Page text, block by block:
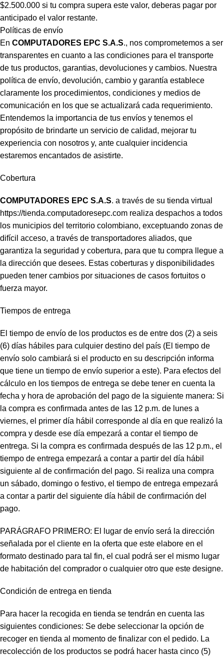
$2.500.000 si tu compra supera este valor, deberas pagar por
anticipado el valor restante.
Políticas de envío
En COMPUTADORES EPC S.A.S., nos comprometemos a ser
transparentes en cuanto a las condiciones para el transporte
de tus productos, garantias, devoluciones y cambios. Nuestra
política de envío, devolución, cambio y garantía establece
claramente los procedimientos, condiciones y medios de
comunicación en los que se actualizará cada requerimiento.
Entendemos la importancia de tus envíos y tenemos el
propósito de brindarte un servicio de calidad, mejorar tu
experiencia con nosotros y, ante cualquier incidencia
estaremos encantados de asistirte.
Cobertura
COMPUTADORES EPC S.A.S. a través de su tienda virtual
https://tienda.computadoresepc.com realiza despachos a todos
los municipios del territorio colombiano, exceptuando zonas de
difícil acceso, a través de transportadores aliados, que
garantiza la seguridad y cobertura, para que tu compra llegue a
la dirección que desees. Estas coberturas y disponibilidades
pueden tener cambios por situaciones de casos fortuitos o
fuerza mayor.
Tiempos de entrega
El tiempo de envío de los productos es de entre dos (2) a seis
(6) días hábiles para culquier destino del país (El tiempo de
envío solo cambiará si el producto en su descripción informa
que tiene un tiempo de envío superior a este). Para efectos del
cálculo en los tiempos de entrega se debe tener en cuenta la
fecha y hora de aprobación del pago de la siguiente manera: Si
la compra es confirmada antes de las 12 p.m. de lunes a
viernes, el primer día hábil corresponde al día en que realizó la
compra y desde ese día empezará a contar el tiempo de
entrega. Si la compra es confirmada después de las 12 p.m., el
tiempo de entrega empezará a contar a partir del día hábil
siguiente al de confirmación del pago. Si realiza una compra
un sábado, domingo o festivo, el tiempo de entrega empezará
a contar a partir del siguiente día hábil de confirmación del
pago.
PARÁGRAFO PRIMERO: El lugar de envío será la dirección
señalada por el cliente en la oferta que este elabore en el
formato destinado para tal fin, el cual podrá ser el mismo lugar
de habitación del comprador o cualquier otro que este designe.
Condición de entrega en tienda
Para hacer la recogida en tienda se tendrán en cuenta las
siguientes condiciones: Se debe seleccionar la opción de
recoger en tienda al momento de finalizar con el pedido. La
recolección de los productos se podrá hacer hasta cinco (5)